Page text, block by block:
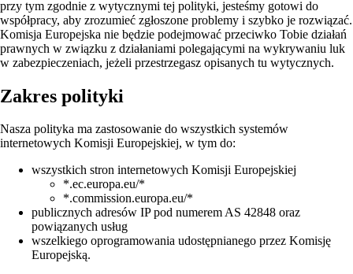
przy tym zgodnie z wytycznymi tej polityki, jesteśmy gotowi do
współpracy, aby zrozumieć zgłoszone problemy i szybko je rozwiązać.
Komisja Europejska nie będzie podejmować przeciwko Tobie działań
prawnych w związku z działaniami polegającymi na wykrywaniu luk
w zabezpieczeniach, jeżeli przestrzegasz opisanych tu wytycznych.
Zakres polityki
Nasza polityka ma zastosowanie do wszystkich systemów
internetowych Komisji Europejskiej, w tym do:
wszystkich stron internetowych Komisji Europejskiej
*.ec.europa.eu/*
*.commission.europa.eu/*
publicznych adresów IP pod numerem AS 42848 oraz
powiązanych usług
wszelkiego oprogramowania udostępnianego przez Komisję
Europejską.